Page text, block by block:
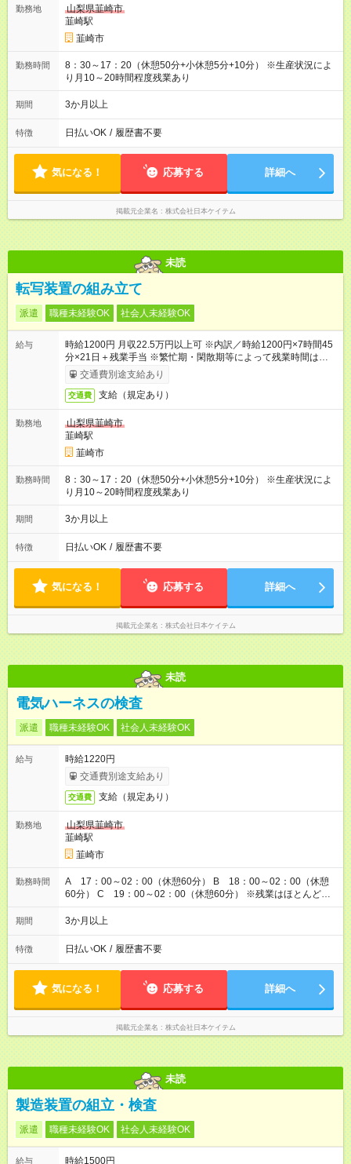
勤務地
山梨県韮崎市
韮崎駅
韮崎市
勤務時間
8：30～17：20（休憩50分+小休憩5分+10分） ※生産状況によ
り月10～20時間程度残業あり
期間 3か月以上
特徴 日払いOK / 履歴書不要
気になる！ 応募する 詳細へ
掲載元企業名 株式会社日本ケイテム
未読
転写装置の組み立て
派遣 職種未経験OK 社会人未経験OK
給与
時給1200円 月収22.5万円以上可 ※内訳／時給1200円×7時間45
分×21日＋残業手当 ※繁忙期・閑散期等によって残業時間は変動
します ＊日払い・仮払いOK（アプリでカンタン申請！）
交通費別途支給あり
交通費 支給（規定あり）
勤務地
山梨県韮崎市
韮崎駅
韮崎市
勤務時間
8：30～17：20（休憩50分+小休憩5分+10分） ※生産状況によ
り月10～20時間程度残業あり
期間 3か月以上
特徴 日払いOK / 履歴書不要
気になる！ 応募する 詳細へ
掲載元企業名 株式会社日本ケイテム
未読
電気ハーネスの検査
派遣 職種未経験OK 社会人未経験OK
給与
時給1220円
交通費別途支給あり
交通費 支給（規定あり）
勤務地
山梨県韮崎市
韮崎駅
韮崎市
勤務時間
A 17：00～02：00（休憩60分） B 18：00～02：00（休憩
60分） C 19：00～02：00（休憩60分） ※残業はほとんどあ
りません。 ※A/B/Cいずれかの夜勤勤務になります。 ※出勤時刻
の時短については、ご相談ください。
期間 3か月以上
特徴 日払いOK / 履歴書不要
気になる！ 応募する 詳細へ
掲載元企業名 株式会社日本ケイテム
未読
製造装置の組立・検査
派遣 職種未経験OK 社会人未経験OK
給与 時給1500円